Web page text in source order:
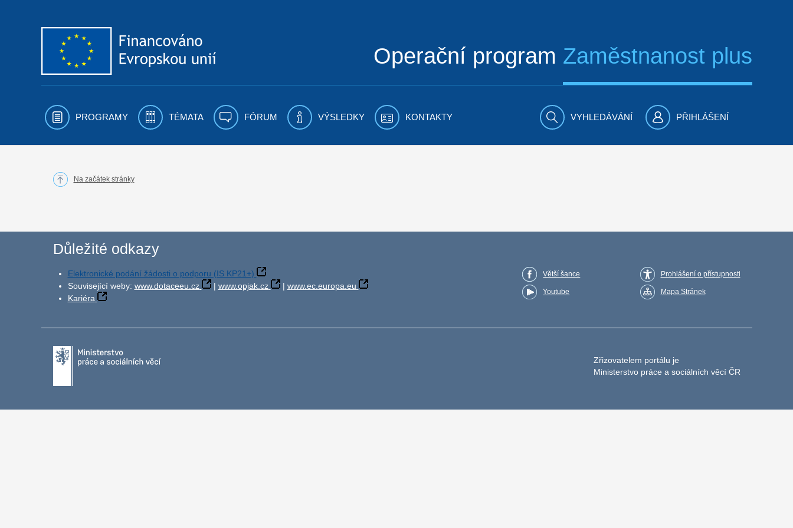
Operační program Zaměstnanost plus
PROGRAMY TÉMATA FÓRUM VÝSLEDKY KONTAKTY VYHLEDÁVÁNÍ PŘIHLÁŠENÍ
Na začátek stránky
Důležité odkazy
Elektronické podání žádosti o podporu (IS KP21+)
Související weby: www.dotaceeu.cz | www.opjak.cz | www.ec.europa.eu
Kariéra
Větší šance
Youtube
Prohlášení o přístupnosti
Mapa Stránek
Zřizovatelem portálu je
Ministerstvo práce a sociálních věcí ČR